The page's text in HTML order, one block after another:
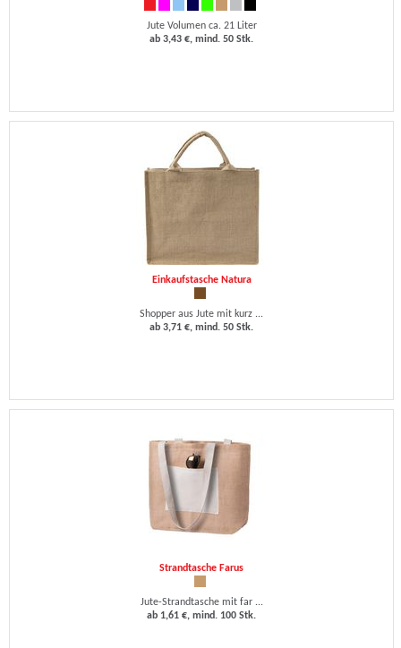
Jute Volumen ca. 21 Liter
ab 3,43 €, mind. 50 Stk.
Einkaufstasche Natura
Shopper aus Jute mit kurz ...
ab 3,71 €, mind. 50 Stk.
Strandtasche Farus
Jute-Strandtasche mit far ...
ab 1,61 €, mind. 100 Stk.